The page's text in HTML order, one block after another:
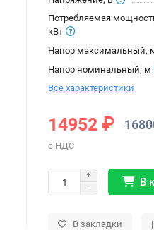
Потребляемая
кВт
Напор максимальный,
Напор номинальный, м
Все характеристики
14952 ₽
В
В закладки